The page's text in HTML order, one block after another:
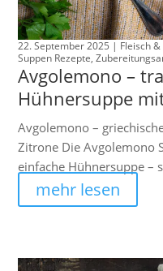
22. September 2025 | Fleisch
Suppen Rezepte,
Avgolemono –
Hühnersuppe
Avgolemono –
Zitrone Die Avgolemono
einfache Hühnersuppe –
mehr lesen